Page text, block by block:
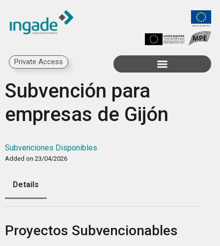
Private Access
Subvención para
empresas de Gijón
Subvenciones Disponibles
Added on 23/04/2026
Details
Proyectos Subvencionables